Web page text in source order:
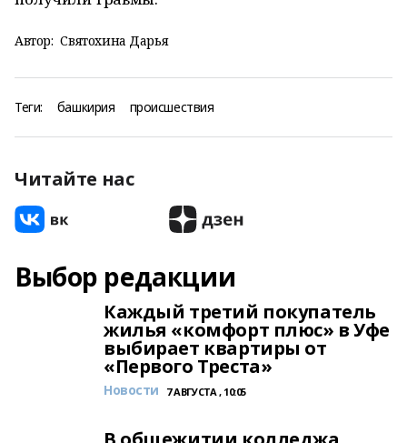
Автор: Святохина Дарья
Теги: башкирия происшествия
Читайте нас
Выбор редакции
Каждый третий покупатель
жилья «комфорт плюс» в Уфе
выбирает квартиры от
«Первого Треста»
Новости 7 АВГУСТА , 10:05